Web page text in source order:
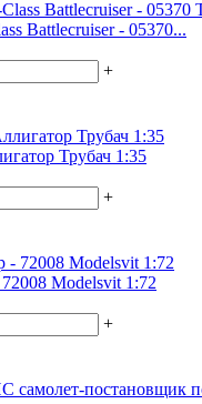
Battlecruiser - 05370...
+
Трубач 1:35
+
Modelsvit 1:72
+